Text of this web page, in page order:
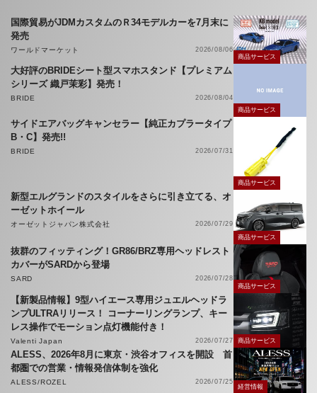
国際貿易がJDMカスタムのＲ34モデルカーを7月末に
発売
ワールドマーケット
2026/08/06
商品サービス
大好評のBRIDEシート型スマホスタンド【プレミアム
シリーズ 織戸茉彩】発売！
BRIDE
2026/08/04
商品サービス
サイドエアバッグキャンセラー【純正カプラータイプ
B・C】発売!!
BRIDE 2026/07/31
商品サービス
新型エルグランドのスタイルをさらに引き立てる、オ
ーゼットホイール
オーゼットジャパン株式会社
2026/07/29
商品サービス
抜群のフィッティング！GR86/BRZ専用ヘッドレスト
カバーがSARDから登場
SARD
2026/07/28
商品サービス
【新製品情報】9型ハイエース専用ジュエルヘッドラ
ンプULTRAリリース！ コーナーリングランプ、キー
レス操作でモーション点灯機能付き！
Valenti Japan 2026/07/27 商品サービス
ALESS、2026年8月に東京・渋谷オフィスを開設 首
都圏での営業・情報発信体制を強化
ALESS/ROZEL 2026/07/25
経営情報